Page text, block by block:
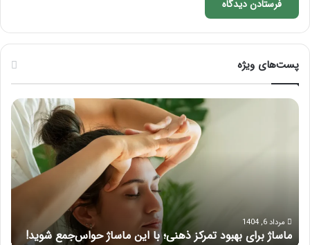
پست‌های ویژه
ماساژ
حواس‌جمع
شوید!
مرداد 6, 1404
ماساژ برای بهبود تمرکز ذهنی؛ با این ماساژ حواس‌جمع شوید!
لب
بعد
از